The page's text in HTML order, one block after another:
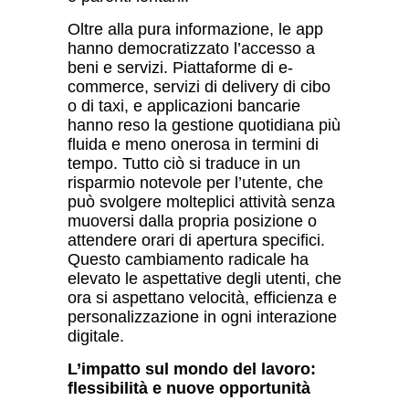
Oltre alla pura informazione, le app
hanno democratizzato l’accesso a
beni e servizi. Piattaforme di e-
commerce, servizi di delivery di cibo
o di taxi, e applicazioni bancarie
hanno reso la gestione quotidiana più
fluida e meno onerosa in termini di
tempo. Tutto ciò si traduce in un
risparmio notevole per l’utente, che
può svolgere molteplici attività senza
muoversi dalla propria posizione o
attendere orari di apertura specifici.
Questo cambiamento radicale ha
elevato le aspettative degli utenti, che
ora si aspettano velocità, efficienza e
personalizzazione in ogni interazione
digitale.
L’impatto sul mondo del lavoro:
flessibilità e nuove opportunità